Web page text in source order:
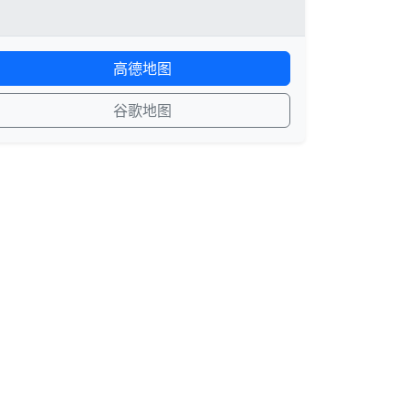
高德地图
谷歌地图